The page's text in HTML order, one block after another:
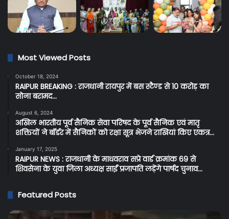
Most Viewed Posts
October 18, 2024
RAIPUR BREAKING : राजधानी रायपुर में बस स्टैण्ड से 10 करोड़ का
सोना बरामद…
August 6, 2024
अखिल भारतीय पूर्व सैनिक सेवा परिषद के पूर्व सैनिक एवं मातृ
शक्तियों ने बॉर्डर में सैनिकों को रक्षा सूत्र भेजने राखियां किए एकत्र…
January 17, 2025
RAIPUR NEWS : राजधानी के माधवराव सप्रे वार्ड क्रमांक 69 से
शिवसेना के युवा जिला अध्यक्ष साईं प्रजापति लड़ेंगे पार्षद चुनाव…
Featured Posts
Raipur